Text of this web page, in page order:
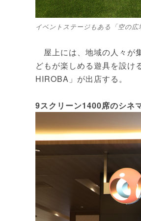
イベントステージもある「空の広
屋上には、地域の人々が
どもが楽しめる遊具を設け
HIROBA」が出店する。
9スクリーン1400席のシネ